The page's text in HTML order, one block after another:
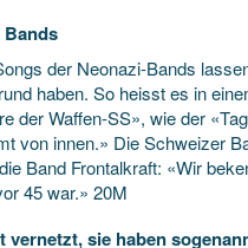
Bands
der Neonazi-Bands
haben. So heisst es in
der Waffen-SS», wie der
von innen.» Die Schweizer
Band Frontalkraft: «Wir
45 war.» 20M
vernetzt, sie haben